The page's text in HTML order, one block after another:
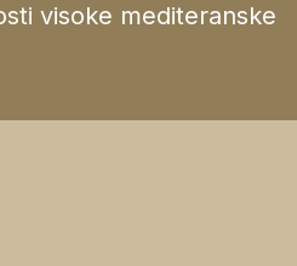
visoke mediteranske